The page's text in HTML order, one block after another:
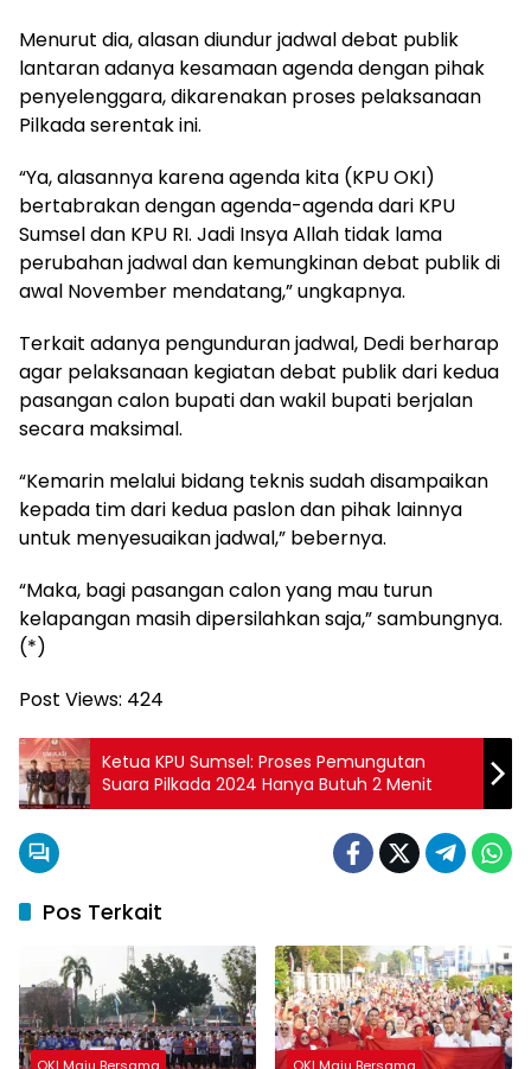
Menurut dia, alasan diundur jadwal debat publik
lantaran adanya kesamaan agenda dengan pihak
penyelenggara, dikarenakan proses pelaksanaan
Pilkada serentak ini.
“Ya, alasannya karena agenda kita (KPU OKI)
bertabrakan dengan agenda-agenda dari KPU
Sumsel dan KPU RI. Jadi Insya Allah tidak lama
perubahan jadwal dan kemungkinan debat publik di
awal November mendatang,” ungkapnya.
Terkait adanya pengunduran jadwal, Dedi berharap
agar pelaksanaan kegiatan debat publik dari kedua
pasangan calon bupati dan wakil bupati berjalan
secara maksimal.
“Kemarin melalui bidang teknis sudah disampaikan
kepada tim dari kedua paslon dan pihak lainnya
untuk menyesuaikan jadwal,” bebernya.
“Maka, bagi pasangan calon yang mau turun
kelapangan masih dipersilahkan saja,” sambungnya.
(*)
Post Views: 424
Ketua KPU Sumsel: Proses Pemungutan
Suara Pilkada 2024 Hanya Butuh 2 Menit
Pos Terkait